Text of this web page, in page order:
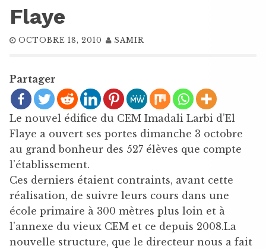
Flaye
OCTOBRE 18, 2010 SAMIR
Partager
Le nouvel édifice du CEM Imadali Larbi d’El
Flaye a ouvert ses portes dimanche 3 octobre
au grand bonheur des 527 élèves que compte
l’établissement.
Ces derniers étaient contraints, avant cette
réalisation, de suivre leurs cours dans une
école primaire à 300 mètres plus loin et à
l’annexe du vieux CEM et ce depuis 2008.La
nouvelle structure, que le directeur nous a fait